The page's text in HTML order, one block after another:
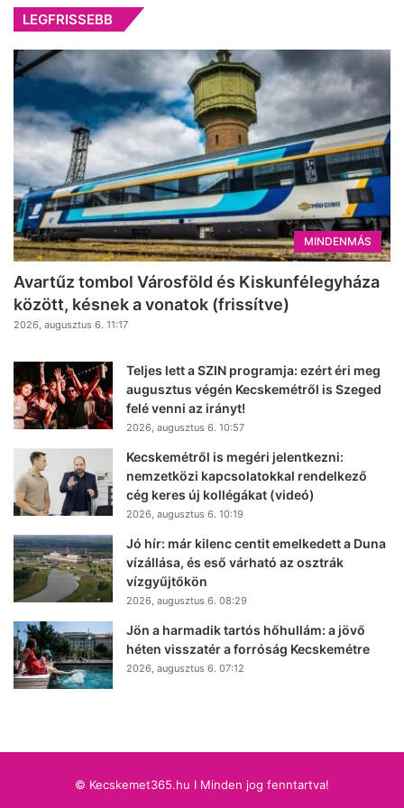
LEGFRISSEBB
MINDENMÁS
Avartűz tombol Városföld és Kiskunfélegyháza
között, késnek a vonatok (frissítve)
2026, augusztus 6. 11:17
Teljes lett a SZIN programja: ezért éri meg
augusztus végén Kecskemétről is Szeged
felé venni az irányt!
2026, augusztus 6. 10:57
Kecskemétről is megéri jelentkezni:
nemzetközi kapcsolatokkal rendelkező
cég keres új kollégákat (videó)
2026, augusztus 6. 10:19
Jó hír: már kilenc centit emelkedett a Duna
vízállása, és eső várható az osztrák
vízgyűjtőkön
2026, augusztus 6. 08:29
Jön a harmadik tartós hőhullám: a jövő
héten visszatér a forróság Kecskemétre
2026, augusztus 6. 07:12
© Kecskemet365.hu I Minden jog fenntartva!